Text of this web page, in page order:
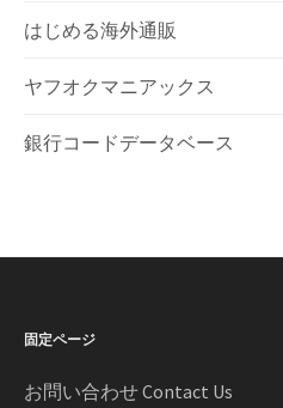
はじめる海外通販
ヤフオクマニアックス
銀行コードデータベース
固定ページ
お問い合わせ Contact Us